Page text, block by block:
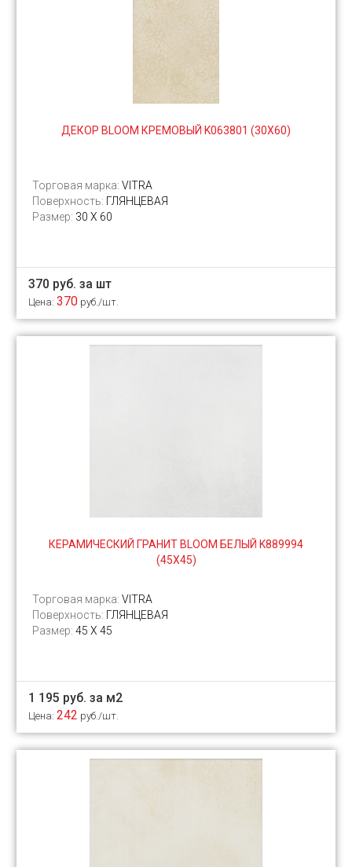
ДЕКОР BLOOM КРЕМОВЫЙ K063801 (30Х60)
Торговая марка: VITRA
Поверхность: ГЛЯНЦЕВАЯ
Размер: 30 Х 60
370 руб. за шт
Цена: 370 руб./шт.
КЕРАМИЧЕСКИЙ ГРАНИТ BLOOM БЕЛЫЙ K889994
(45Х45)
Торговая марка: VITRA
Поверхность: ГЛЯНЦЕВАЯ
Размер: 45 Х 45
1 195 руб. за м2
Цена: 242 руб./шт.